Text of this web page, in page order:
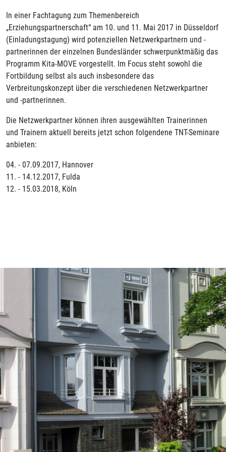
In einer Fachtagung zum Themenbereich
„Erziehungspartnerschaft“ am 10. und 11. Mai 2017 in Düsseldorf
(Einladungstagung) wird potenziellen Netzwerkpartnern und -
partnerinnen der einzelnen Bundesländer schwerpunktmäßig das
Programm Kita-MOVE vorgestellt. Im Focus steht sowohl die
Fortbildung selbst als auch insbesondere das
Verbreitungskonzept über die verschiedenen Netzwerkpartner
und -partnerinnen.
Die Netzwerkpartner können ihren ausgewählten Trainerinnen
und Trainern aktuell bereits jetzt schon folgendene TNT-Seminare
anbieten:
04. - 07.09.2017, Hannover
11. - 14.12.2017, Fulda
12. - 15.03.2018, Köln